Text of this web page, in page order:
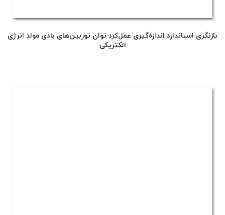
بازنگری استاندارد اندازه‌گیری عمل‌کرد توان توربین‌های بادی مولد انرژی
الکتریکی